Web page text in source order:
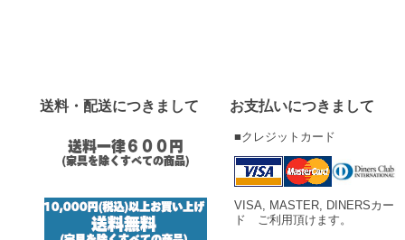
送料・配送につきまして お支払いにつきまして
■クレジットカード
VISA, MASTER, DINERSカー
ド ご利用頂けます。